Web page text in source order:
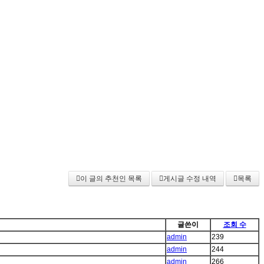
이 글의 추천인 목록 게시글 수정 내역 목록
글쓴이
조회 수
admin
239
admin
244
admin 266